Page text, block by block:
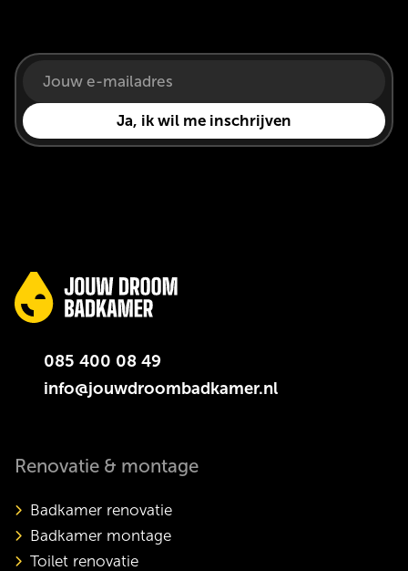
085 400 08 49
info@jouwdroombadkamer.nl
Renovatie & montage
Badkamer renovatie
Badkamer montage
Toilet renovatie